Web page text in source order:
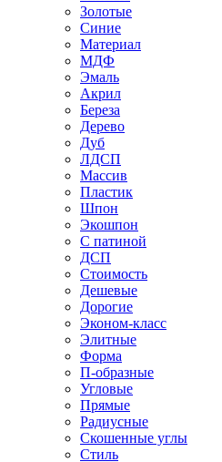
Золотые
Синие
Материал
МДФ
Эмаль
Акрил
Береза
Дерево
Дуб
ЛДСП
Массив
Пластик
Шпон
Экошпон
С патиной
ДСП
Стоимость
Дешевые
Дорогие
Эконом-класс
Элитные
Форма
П-образные
Угловые
Прямые
Радиусные
Скошенные углы
Стиль